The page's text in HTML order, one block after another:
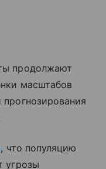
продолжают
масштабов
, что популяцию
угрозы